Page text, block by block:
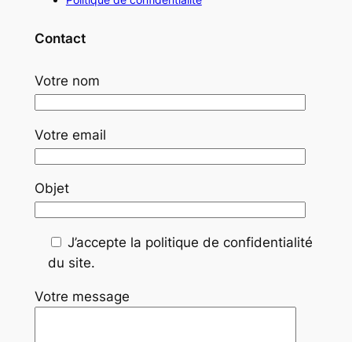
Contact
Votre nom
Votre email
Objet
J’accepte la politique de confidentialité
du site.
Votre message